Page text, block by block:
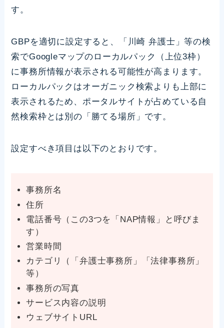
す。
GBPを適切に設定すると、「川崎 弁護士」等の検
索でGoogleマップのローカルパック（上位3枠）
に事務所情報が表示される可能性が高まります。
ローカルパックはオーガニック検索よりも上部に
表示されるため、ポータルサイトが占めている自
然検索枠とは別の「勝てる場所」です。
設定すべき項目は以下のとおりです。
事務所名
住所
電話番号（この3つを「NAP情報」と呼びま
す）
営業時間
カテゴリ（「弁護士事務所」「法律事務所」
等）
事務所の写真
サービス内容の説明
ウェブサイトURL